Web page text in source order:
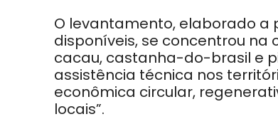
O levantamento, elaborado a
disponíveis, se concentrou
cacau, castanha-do-brasil e
assistência técnica nos
econômica circular,
locais”.